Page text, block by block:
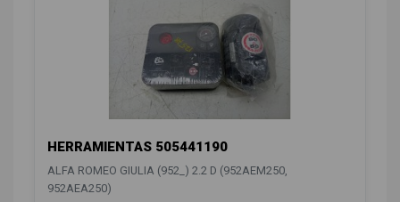
HERRAMIENTAS 505441190
ALFA ROMEO GIULIA (952_) 2.2 D (952AEM250,
952AEA250)